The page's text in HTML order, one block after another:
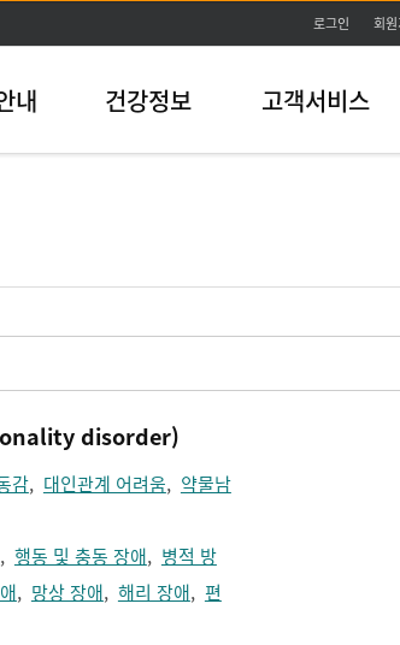
본문바로가기
로그인 회
내 건강정보 고객서비스
disorder)
감, 대인관계 어려움, 약물남
, 행동 및 충동 장애, 병적 방
, 망상 장애, 해리 장애, 편